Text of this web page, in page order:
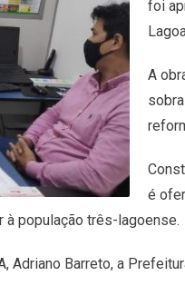
foi
A
é
população três-lagoense.
Adriano Barreto, a